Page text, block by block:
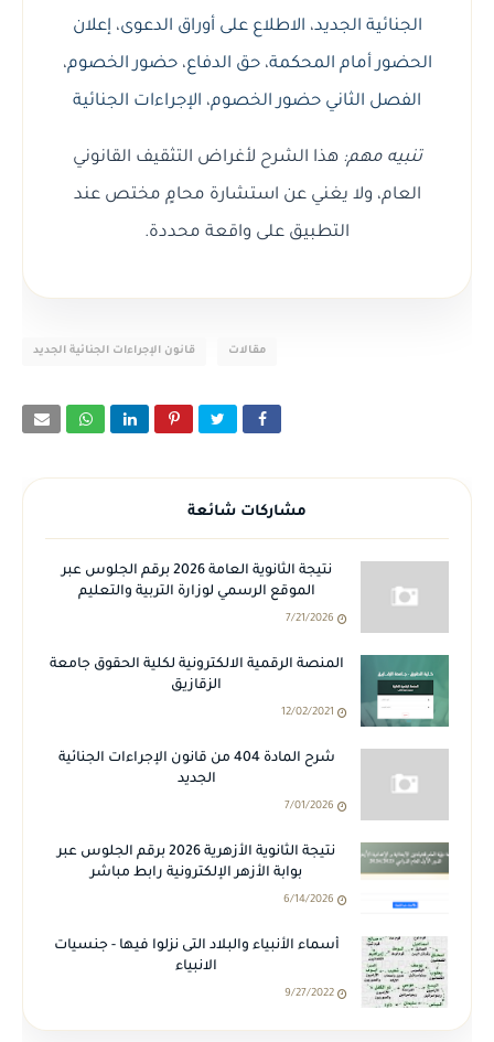
الجنائية الجديد، الاطلاع على أوراق الدعوى، إعلان
الحضور أمام المحكمة،حق الدفاع،حضور الخصوم،
الفصل الثاني حضور الخصوم، الإجراءات الجنائية
تنبيه مهم: هذا الشرح لأغراض التثقيف القانوني
العام، ولا يغني عن استشارة محامٍ مختص عند
التطبيق على واقعة محددة.
قانون الإجراءات الجنائية الجديد مقالات
مشاركات شائعة
نتيجة الثانوية العامة 2026 برقم الجلوس عبر
الموقع الرسمي لوزارة التربية والتعليم
7/21/2026
المنصة الرقمية الالكترونية لكلية الحقوق جامعة
الزقازيق
12/02/2021
شرح المادة 404 من قانون الإجراءات الجنائية
الجديد
7/01/2026
نتيجة الثانوية الأزهرية 2026 برقم الجلوس عبر
بوابة الأزهر الإلكترونية رابط مباشر
6/14/2026
أسماء الأنبياء والبلاد التى نزلوا فيها - جنسيات
الانبياء
9/27/2022